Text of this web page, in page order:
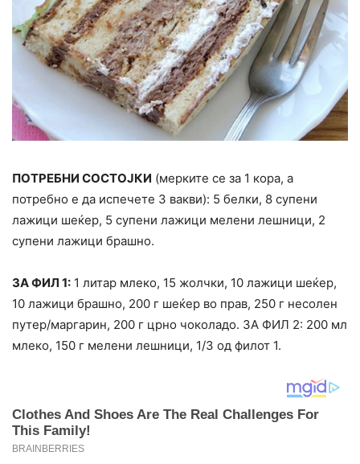
ПОТРЕБНИ СОСТОЈКИ (мерките се за 1 кора, а
потребно е да испечете 3 вакви): 5 белки, 8 супени
лажици шеќер, 5 супени лажици мелени лешници, 2
супени лажици брашно.
ЗА ФИЛ 1: 1 литар млеко, 15 жолчки, 10 лажици шеќер,
10 лажици брашно, 200 г шеќер во прав, 250 г несолен
путер/маргарин, 200 г црно чоколадо. ЗА ФИЛ 2: 200 мл
млеко, 150 г мелени лешници, 1/3 од филот 1.